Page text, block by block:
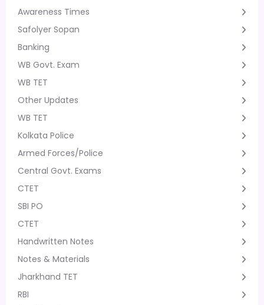
Awareness Times
Safolyer Sopan
Banking
WB Govt. Exam
WB TET
Other Updates
WB TET
Kolkata Police
Armed Forces/Police
Central Govt. Exams
CTET
SBI PO
CTET
Handwritten Notes
Notes & Materials
Jharkhand TET
RBI